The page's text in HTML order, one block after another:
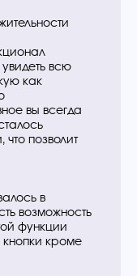
всю
как
вы всегда
позволит
в
возможность
функции
кроме